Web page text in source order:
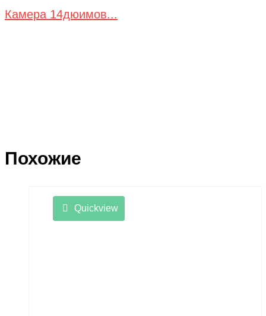
Камера 14дюимов...
Похожие
Quickview